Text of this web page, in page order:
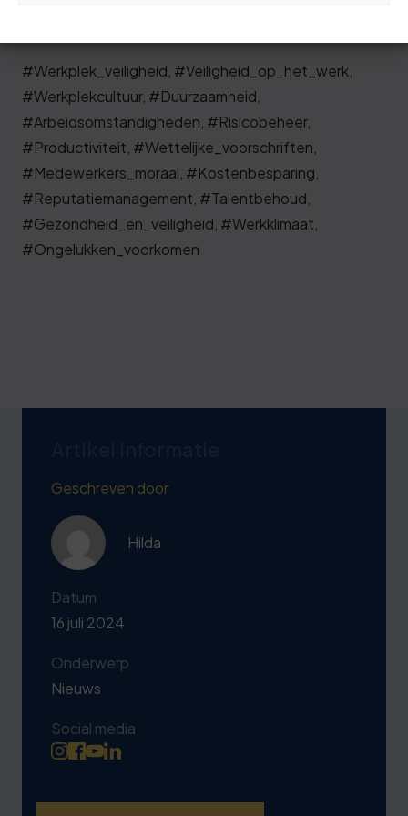
#Werkplek_veiligheid, #Veiligheid_op_het_werk,
#Werkplekcultuur, #Duurzaamheid,
#Arbeidsomstandigheden, #Risicobeheer,
#Productiviteit, #Wettelijke_voorschriften,
#Medewerkers_moraal, #Kostenbesparing,
#Reputatiemanagement, #Talentbehoud,
#Gezondheid_en_veiligheid, #Werkklimaat,
#Ongelukken_voorkomen
Geschreven door
Hilda
Datum
16 juli 2024
Onderwerp
Nieuws
Social media